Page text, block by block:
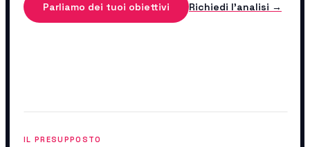
Parliamo dei tuoi obiettivi Richiedi l'analisi →
IL PRESUPPOSTO